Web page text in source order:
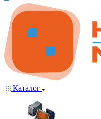
Каталог